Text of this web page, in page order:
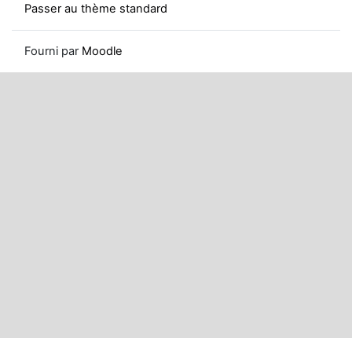
Passer au thème standard
Fourni par Moodle